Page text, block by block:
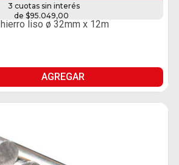
3 cuotas sin interés
de $95.049,00
hierro liso ø 32mm x 12m
AGREGAR